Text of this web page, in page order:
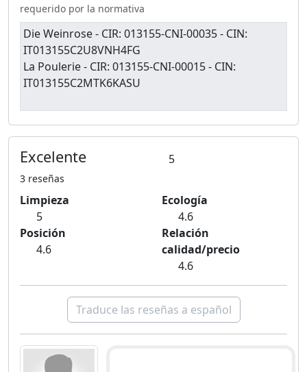
requerido por la normativa
Die Weinrose - CIR: 013155-CNI-00035 - CIN:
IT013155C2U8VNH4FG
La Poulerie - CIR: 013155-CNI-00015 - CIN:
IT013155C2MTK6KASU
Excelente 5
3 reseñas
Limpieza
5
Ecología
4.6
Posición
4.6
Relación
calidad/precio
4.6
Traduce las reseñas a español